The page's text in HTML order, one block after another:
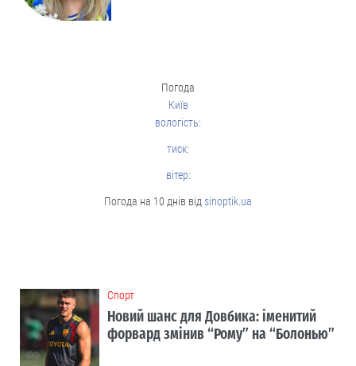
Погода
Київ
вологість:
тиск:
вітер:
Погода на 10 днів від sinoptik.ua
Cпорт
Новий шанс для Довбика: іменитий
форвард змінив “Рому” на “Болонью”